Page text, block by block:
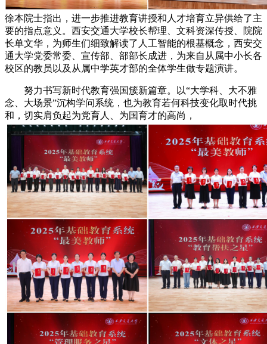
徐本院士指出，进一步推进教育讲授和人才培育立异供给了主
要的指点意义。西安交通大学校长帮理、文科资深传授、院院
长单文华，为师生们细致解读了人工智能的根基概念，西安交
通大学党委常委、宣传部、部部长成进，为来自从属中小长各
校区的教员以及从属中学英才部的全体学生做专题演讲。
努力书写新时代教育强国簇新篇章。以“大学科、大不雅
念、大场景”沉构学问系统，也为教育若何科技变化取时代挑
和，切实肩负起为党育人、为国育才的高尚，